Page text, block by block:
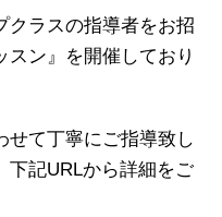
クラスの指導者をお招
スン』を開催しており
せて丁寧にご指導致し
下記URLから詳細をご